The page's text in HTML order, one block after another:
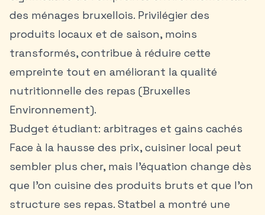
des ménages bruxellois. Privilégier des
produits locaux et de saison, moins
transformés, contribue à réduire cette
empreinte tout en améliorant la qualité
nutritionnelle des repas (Bruxelles
Environnement).
Budget étudiant: arbitrages et gains cachés
Face à la hausse des prix, cuisiner local peut
sembler plus cher, mais l’équation change dès
que l’on cuisine des produits bruts et que l’on
structure ses repas. Statbel a montré une